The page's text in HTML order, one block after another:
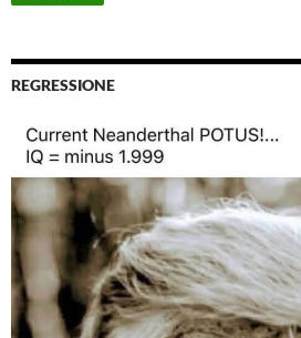
REGRESSIONE